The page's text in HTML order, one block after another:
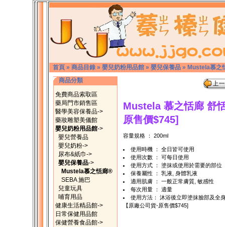
首頁 » 商品目錄 » 嬰兒奶粉用品館 » 嬰兒保養品 » Mustela慕之
商品分類
免費商品索取區
藥局門市銷售區
醫學美容保養品->
藥妝雕塑美儀館
嬰兒奶粉用品館->
嬰兒營養品
嬰兒奶粉->
尿布&紙巾->
嬰兒保養品->
Mustela慕之恬廊®
SEBA 施巴
兒童玩具
哺育用品
健康生活精品館->
日常保健用品館
保健營養食品館->
Mustela 慕之恬廊 舒
原售價$745]
容量規格 ： 200ml
使用時機 ： 全日皆可使用
使用次數 ： 可每日使用
使用方式 ： 塗抹或使用於需要的部位
保養屬性 ： 乳液, 身體乳液
適用肌膚 ： 一般正常膚質, 敏感性
每次用量 ： 適量
使用方法： 沐浴後立即塗抹臉部及全
【原廠公司貨-原售價$745]